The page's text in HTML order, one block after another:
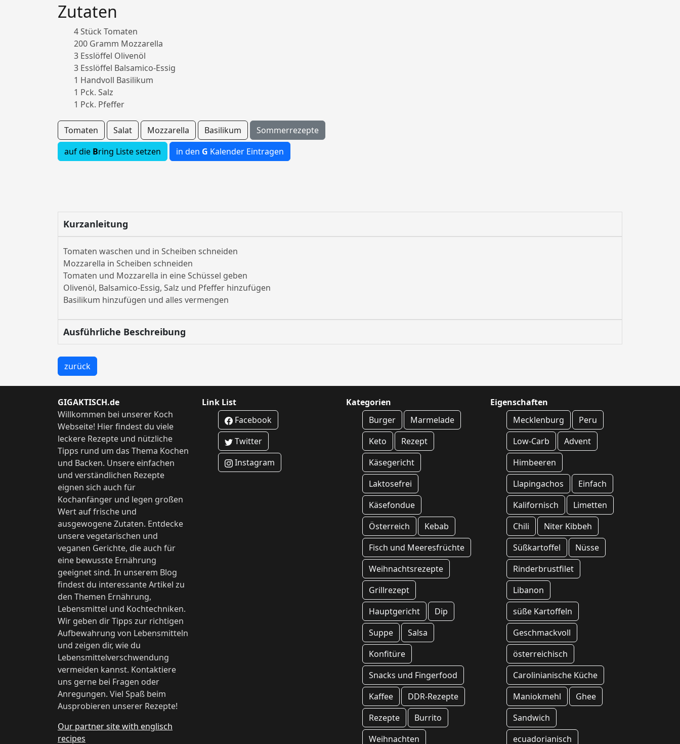
Zutaten
4 Stück Tomaten
200 Gramm Mozzarella
3 Esslöffel Olivenöl
3 Esslöffel Balsamico-Essig
1 Handvoll Basilikum
1 Pck. Salz
1 Pck. Pfeffer
Tomaten Salat Mozzarella Basilikum
Sommerrezepte
auf die Bring Liste setzen in den G Kalender Eintragen
Kurzanleitung
Tomaten waschen und in Scheiben schneiden
Mozzarella in Scheiben schneiden
Tomaten und Mozzarella in eine Schüssel geben
Olivenöl, Balsamico-Essig, Salz und Pfeffer hinzufügen
Basilikum hinzufügen und alles vermengen
Ausführliche Beschreibung
zurück
GIGAKTISCH.de
Willkommen bei unserer Koch
Webseite! Hier findest du viele
leckere Rezepte und nützliche
Tipps rund um das Thema Kochen
und Backen. Unsere einfachen
und verständlichen Rezepte
eignen sich auch für
Kochanfänger und legen großen
Wert auf frische und
ausgewogene Zutaten. Entdecke
unsere vegetarischen und
veganen Gerichte, die auch für
eine bewusste Ernährung
geeignet sind. In unserem Blog
findest du interessante Artikel zu
den Themen Ernährung,
Lebensmittel und Kochtechniken.
Wir geben dir Tipps zur richtigen
Aufbewahrung von Lebensmitteln
und zeigen dir, wie du
Lebensmittelverschwendung
vermeiden kannst. Kontaktiere
uns gerne bei Fragen oder
Anregungen. Viel Spaß beim
Ausprobieren unserer Rezepte!
Our partner site with englisch
recipes
Link List
Facebook
Twitter
Instagram
Kategorien
Burger
Marmelade
Keto
Rezept
Käsegericht
Laktosefrei
Käsefondue
Österreich
Kebab
Fisch und Meeresfrüchte
Weihnachtsrezepte
Grillrezept
Hauptgericht
Dip
Suppe
Salsa
Konfitüre
Snacks und Fingerfood
Kaffee
DDR-Rezepte
Rezepte
Burrito
Weihnachten
Eigenschaften
Mecklenburg
Peru
Low-Carb
Advent
Himbeeren
Llapingachos
Einfach
Kalifornisch
Limetten
Chili
Niter Kibbeh
Süßkartoffel
Nüsse
Rinderbrustfilet
Libanon
süße Kartoffeln
Geschmackvoll
österreichisch
Carolinianische Küche
Maniokmehl
Ghee
Sandwich
ecuadorianisch